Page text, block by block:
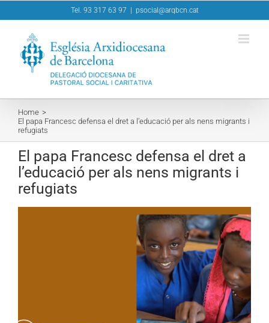
to
Tel. 93 317 63 97 psocial@arqbcn.cat
Home
El papa Francesc defensa el dret a l’educació per als nens migrants i
refugiats
El papa Francesc defensa el dret a
l’educació per als nens migrants i
refugiats